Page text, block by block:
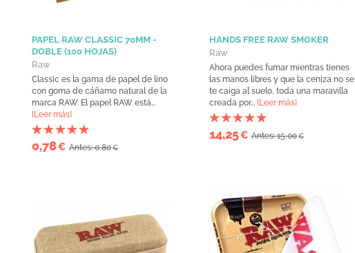
PAPEL RAW CLASSIC 70MM -
DOBLE (100 HOJAS)
Raw
Classic es la gama de papel de lino
con goma de cáñamo natural de la
marca RAW. El papel RAW está...
[Leer más]
0,78€ Antes: 0,80€
HANDS FREE RAW SMOKER
Raw
Ahora puedes fumar mientras tienes
las manos libres y que la ceniza no se
te caiga al suelo, toda una maravilla
creada por... [Leer más]
14,25€ Antes: 15,00€